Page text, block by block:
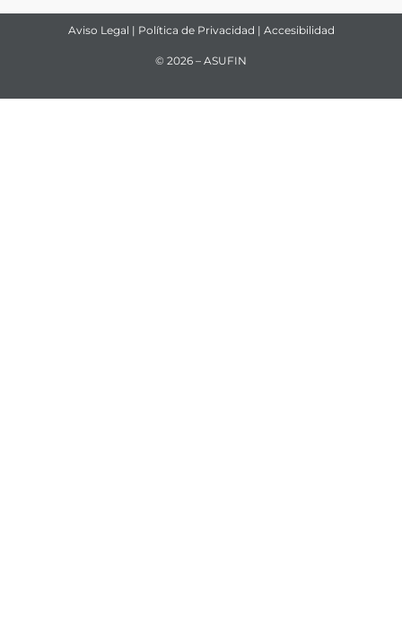
Aviso Legal | Política de Privacidad | Accesibilidad
© 2026 – ASUFIN